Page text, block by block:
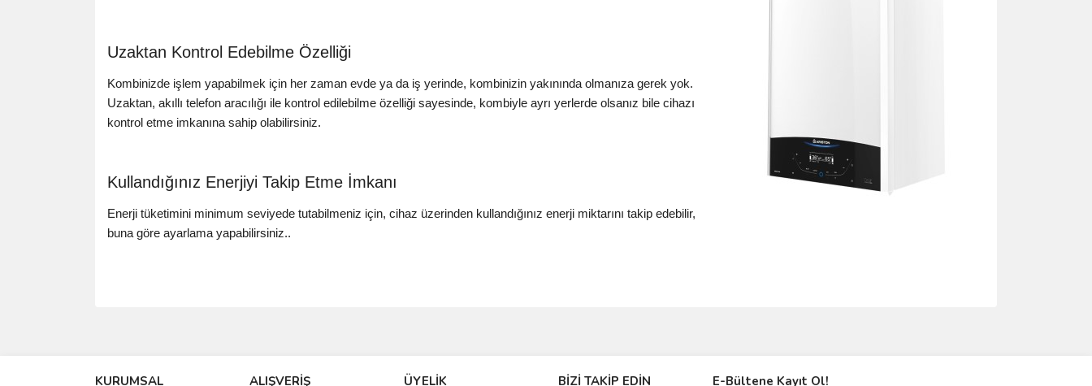
Uzaktan Kontrol Edebilme Özelliği
Kombinizde işlem yapabilmek için her zaman evde ya da iş yerinde, kombinizin yakınında olmanıza gerek yok.
Uzaktan, akıllı telefon aracılığı ile kontrol edilebilme özelliği sayesinde, kombiyle ayrı yerlerde olsanız bile cihazı
kontrol etme imkanına sahip olabilirsiniz.
Kullandığınız Enerjiyi Takip Etme İmkanı
Enerji tüketimini minimum seviyede tutabilmeniz için, cihaz üzerinden kullandığınız enerji miktarını takip edebilir,
buna göre ayarlama yapabilirsiniz..
Ürün resmi kalitesiz, bozuk veya görüntülenemiyor.
KURUMSAL ALIŞVERİŞ ÜYELİK BİZİ TAKİP EDİN E-Bültene Kayıt Ol!